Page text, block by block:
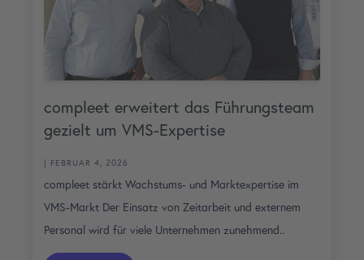
compleet erweitert das Führungsteam
gezielt um VMS-Expertise
| FEBRUAR 4, 2026
compleet stärkt Wachstums- und Marktexpertise im
VMS-Markt Der Einsatz von Zeitarbeit und externem
Personal wird für viele Unternehmen zunehmend..